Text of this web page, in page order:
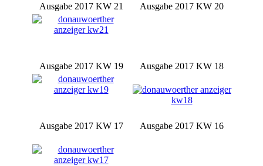
Ausgabe 2017 KW 21 Ausgabe 2017 KW 20
Ausgabe 2017 KW 19 Ausgabe 2017 KW 18
Ausgabe 2017 KW 17 Ausgabe 2017 KW 16